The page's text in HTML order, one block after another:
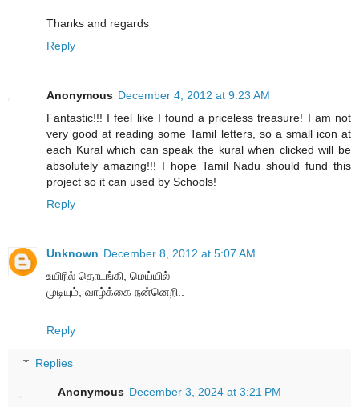
Thanks and regards
Reply
Anonymous December 4, 2012 at 9:23 AM
Fantastic!!! I feel like I found a priceless treasure! I am not
very good at reading some Tamil letters, so a small icon at
each Kural which can speak the kural when clicked will be
absolutely amazing!!! I hope Tamil Nadu should fund this
project so it can used by Schools!
Reply
Unknown December 8, 2012 at 5:07 AM
உயிரில் தொடங்கி, மெய்யில்
முடியும், வாழ்க்கை நன்னெறி..
Reply
Replies
Anonymous December 3, 2024 at 3:21 PM